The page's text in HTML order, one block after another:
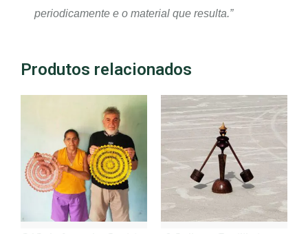
periodicamente e o material que resulta.”
Produtos relacionados